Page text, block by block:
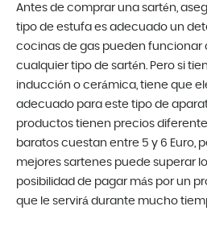
Antes de comprar una sartén,
tipo de estufa es adecuado un
cocinas de gas pueden
cualquier tipo de sartén. Pero si
inducción o cerámica, tiene que
adecuado para este tipo de
productos tienen precios
baratos cuestan entre 5 y 6 Euro,
mejores sartenes puede superar
posibilidad de pagar más por un
que le servirá durante mucho